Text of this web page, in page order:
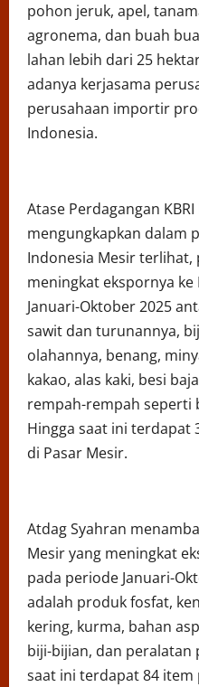
pohon jeruk, apel,
agronema, dan buah
lahan lebih dari 25
adanya kerjasama
perusahaan importir
Indonesia.
Atase Perdagangan
mengungkapkan dalam
Indonesia Mesir
meningkat ekspornya
Januari-Oktober 2025
sawit dan turunannya,
olahannya, benang,
kakao, alas kaki, besi
rempah-rempah seperti
Hingga saat ini terdapat
di Pasar Mesir.
Atdag Syahran
Mesir yang meningkat
pada periode Januari-
adalah produk fosfat,
kering, kurma, bahan
biji-bijian, dan peralatan
saat ini terdapat 84